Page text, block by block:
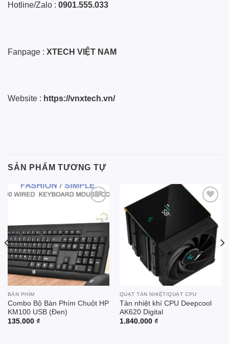
Hotline/Zalo : 0901.555.033
Fanpage : XTECH VIỆT NAM
Website : https://vnxtech.vn/
SẢN PHẨM TƯƠNG TỰ
wishlist
BÀN PHÍM
Combo Bộ Bàn Phím Chuột HP
KM100 USB (Đen)
135.000 ₫
Add to
wishlist
QUẠT TẢN NHIỆT/QUẠT CPU
Tản nhiệt khí CPU Deepcool
AK620 Digital
1.840.000 ₫